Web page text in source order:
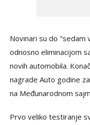
Novinari su do "sedam
odnosno eliminacijom
novih automobila.
nagrade Auto godine
na Međunarodnom
Prvo veliko testiranje